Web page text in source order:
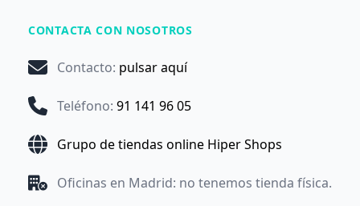
CONTACTA CON NOSOTROS
Contacto: pulsar aquí
Teléfono: 91 141 96 05
Grupo de tiendas online Hiper Shops
Oficinas en Madrid: no tenemos tienda física.